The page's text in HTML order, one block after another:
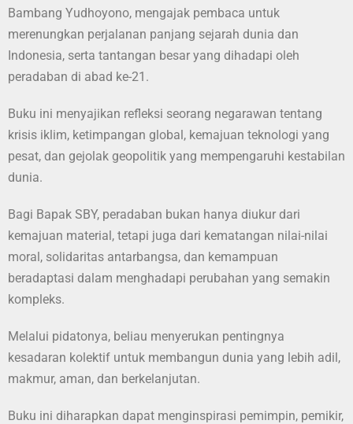
Bambang Yudhoyono, mengajak pembaca untuk
merenungkan perjalanan panjang sejarah dunia dan
Indonesia, serta tantangan besar yang dihadapi oleh
peradaban di abad ke-21.
Buku ini menyajikan refleksi seorang negarawan tentang
krisis iklim, ketimpangan global, kemajuan teknologi yang
pesat, dan gejolak geopolitik yang mempengaruhi kestabilan
dunia.
Bagi Bapak SBY, peradaban bukan hanya diukur dari
kemajuan material, tetapi juga dari kematangan nilai-nilai
moral, solidaritas antarbangsa, dan kemampuan
beradaptasi dalam menghadapi perubahan yang semakin
kompleks.
Melalui pidatonya, beliau menyerukan pentingnya
kesadaran kolektif untuk membangun dunia yang lebih adil,
makmur, aman, dan berkelanjutan.
Buku ini diharapkan dapat menginspirasi pemimpin, pemikir,